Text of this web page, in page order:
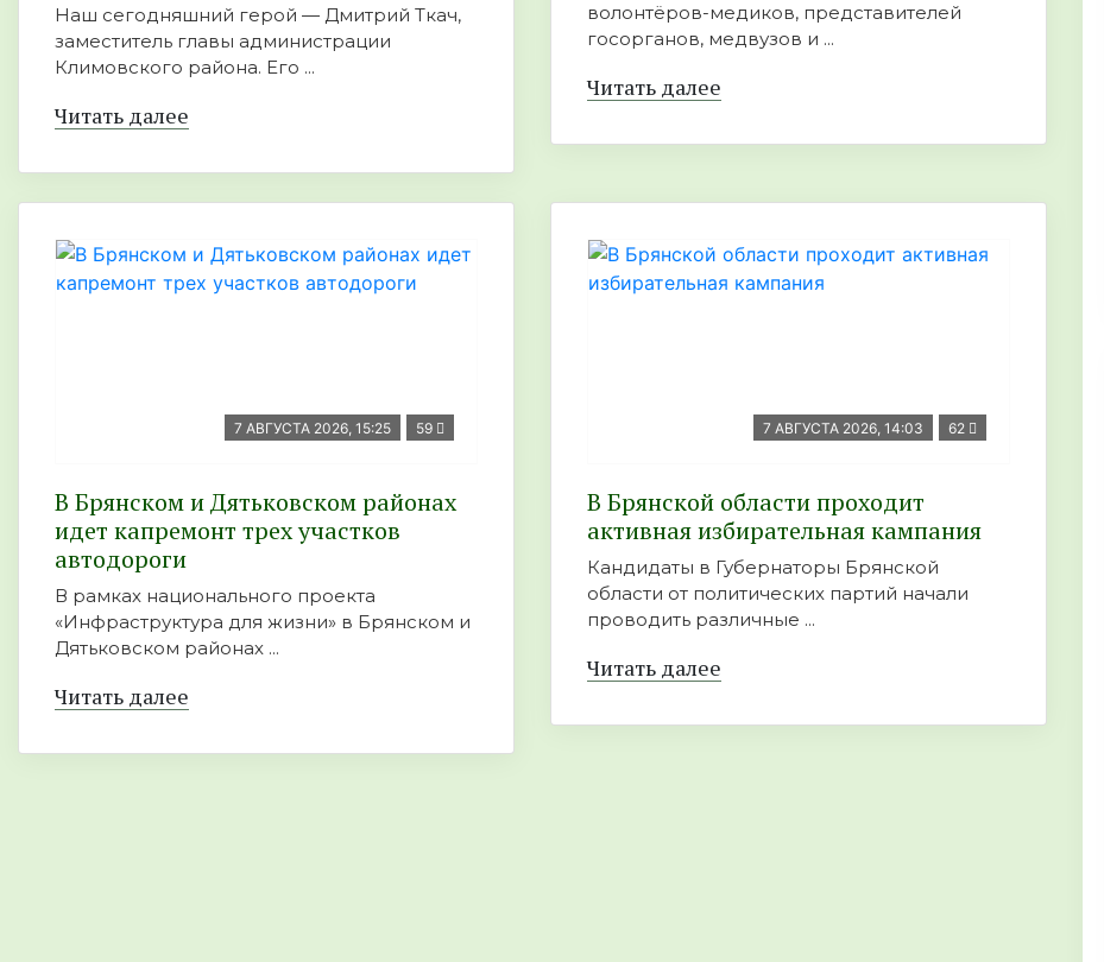
Наш сегодняшний герой — Дмитрий Ткач,
заместитель главы администрации
Климовского района. Его ...
Читать далее
волонтёров-медиков, представителей
госорганов, медвузов и ...
Читать далее
7 АВГУСТА 2026, 15:25 59
В Брянском и Дятьковском районах
идет капремонт трех участков
автодороги
В рамках национального проекта
«Инфраструктура для жизни» в Брянском и
Дятьковском районах ...
Читать далее
7 АВГУСТА 2026, 14:03 62
В Брянской области проходит
активная избирательная кампания
Кандидаты в Губернаторы Брянской
области от политических партий начали
проводить различные ...
Читать далее